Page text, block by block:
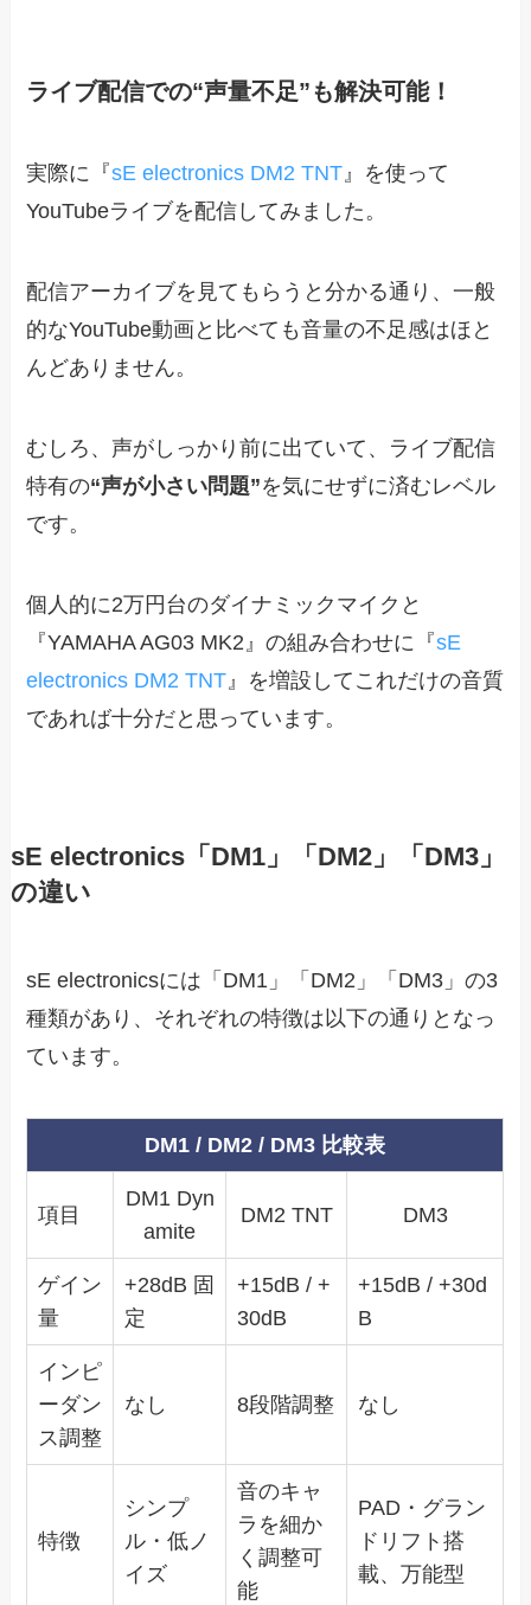
ライブ配信での“声量不足”も解決可能！
実際に『sE electronics DM2 TNT』を使って
YouTubeライブを配信してみました。
配信アーカイブを見てもらうと分かる通り、一般
的なYouTube動画と比べても音量の不足感はほと
んどありません。
むしろ、声がしっかり前に出ていて、ライブ配信
特有の“声が小さい問題”を気にせずに済むレベル
です。
個人的に2万円台のダイナミックマイクと
『YAMAHA AG03 MK2』の組み合わせに『sE
electronics DM2 TNT 』を増設してこれだけの音質
であれば十分だと思っています。
sE electronics「DM1」「DM2」「DM3」
の違い
sE electronicsには「DM1」「DM2」「DM3」の3
種類があり、それぞれの特徴は以下の通りとなっ
ています。
DM1 / DM2 / DM3 比較表
項目
DM1 Dyn
amite
DM2 TNT DM3
ゲイン
量
+28dB 固
定
+15dB / +
30dB
+15dB / +30d
B
インピ
ーダン
ス調整
なし 8段階調整 なし
特徴
シンプ
ル・低ノ
イズ
音のキャ
ラを細か
く調整可
能
PAD・グラン
ドリフト搭
載、万能型